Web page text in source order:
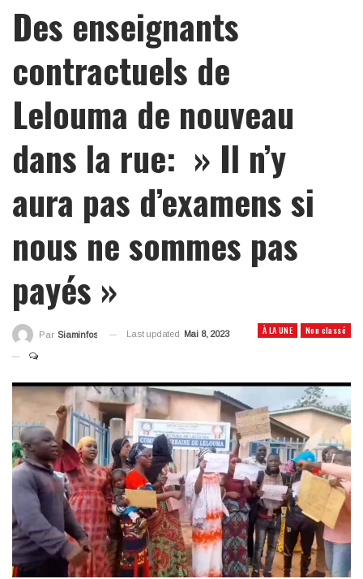
Des enseignants
contractuels de
Lelouma de nouveau
dans la rue: » Il n’y
aura pas d’examens si
nous ne sommes pas
payés »
À LA UNE Non classé
Par Siaminfos Last updated Mai 8, 2023